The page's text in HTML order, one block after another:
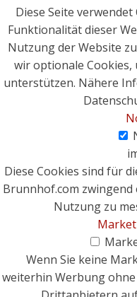
Diese Seite verwendet
Funktionalität dieser
Nutzung der Website
wir optionale
unterstützen. Nähere
Diese Cookies sind für
Brunnhof.com
Nutzung zu
Wenn Sie keine
weiterhin Werbung